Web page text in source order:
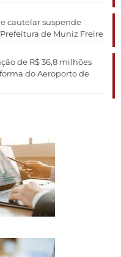
cautelar suspende
de Muniz Freire
de R$ 36,8 milhões
do Aeroporto de